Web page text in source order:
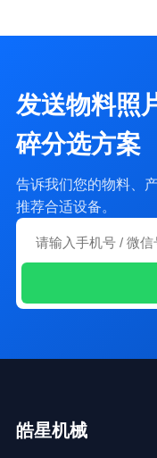
发送物料照
碎分选方案
告诉我们您的物料、
推荐合适设备。
皓星机械